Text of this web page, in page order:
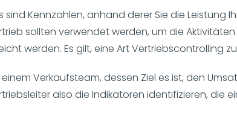
sind Kennzahlen, anhand derer Sie die Leistung
sollten verwendet werden, um die
werden. Es gilt, eine Art Vertriebscontrolling
einem Verkaufsteam, dessen Ziel es ist, den
also die Indikatoren identifizieren, die